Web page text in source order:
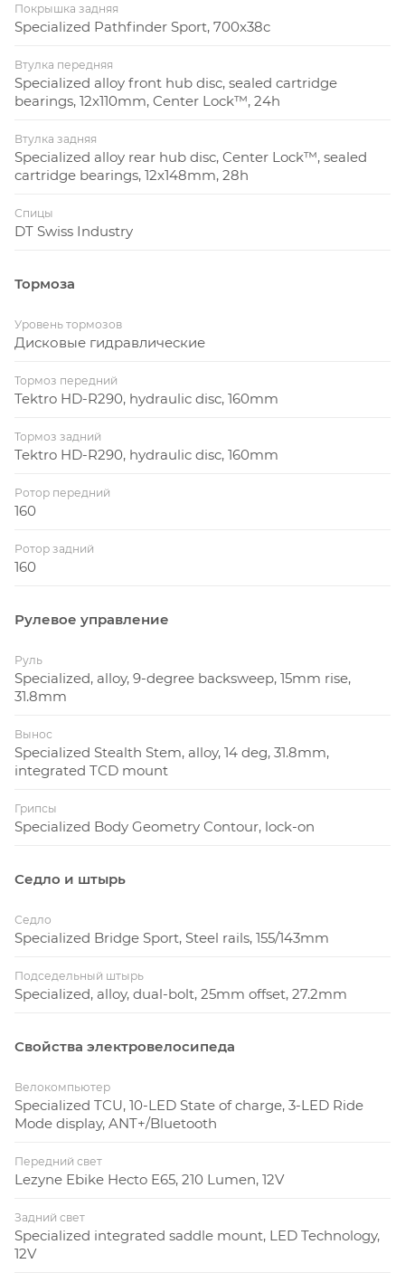
Покрышка задняя
Specialized Pathfinder Sport, 700x38c
Втулка передняя
Specialized alloy front hub disc, sealed cartridge
bearings, 12x110mm, Center Lock™, 24h
Втулка задняя
Specialized alloy rear hub disc, Center Lock™, sealed
cartridge bearings, 12x148mm, 28h
Спицы
DT Swiss Industry
Тормоза
Уровень тормозов
Дисковые гидравлические
Тормоз передний
Tektro HD-R290, hydraulic disc, 160mm
Тормоз задний
Tektro HD-R290, hydraulic disc, 160mm
Ротор передний
160
Ротор задний
160
Рулевое управление
Руль
Specialized, alloy, 9-degree backsweep, 15mm rise,
31.8mm
Вынос
Specialized Stealth Stem, alloy, 14 deg, 31.8mm,
integrated TCD mount
Грипсы
Specialized Body Geometry Contour, lock-on
Седло и штырь
Седло
Specialized Bridge Sport, Steel rails, 155/143mm
Подседельный штырь
Specialized, alloy, dual-bolt, 25mm offset, 27.2mm
Свойства электровелосипеда
Велокомпьютер
Specialized TCU, 10-LED State of charge, 3-LED Ride
Mode display, ANT+/Bluetooth
Передний свет
Lezyne Ebike Hecto E65, 210 Lumen, 12V
Задний свет
Specialized integrated saddle mount, LED Technology,
12V